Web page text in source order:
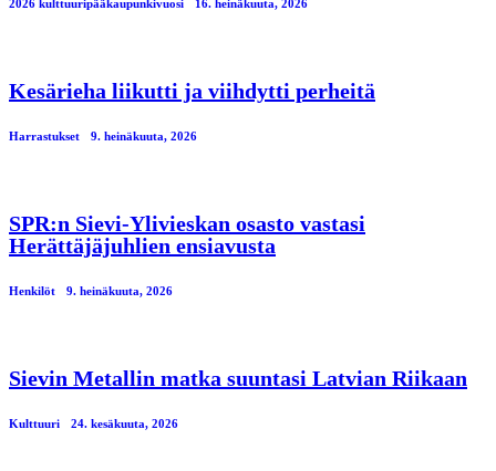
2026 kulttuuripääkaupunkivuosi 16. heinäkuuta, 2026
Kesärieha liikutti ja viihdytti perheitä
Harrastukset 9. heinäkuuta, 2026
SPR:n Sievi-Ylivieskan osasto vastasi
Herättäjäjuhlien ensiavusta
Henkilöt 9. heinäkuuta, 2026
Sievin Metallin matka suuntasi Latvian Riikaan
Kulttuuri 24. kesäkuuta, 2026